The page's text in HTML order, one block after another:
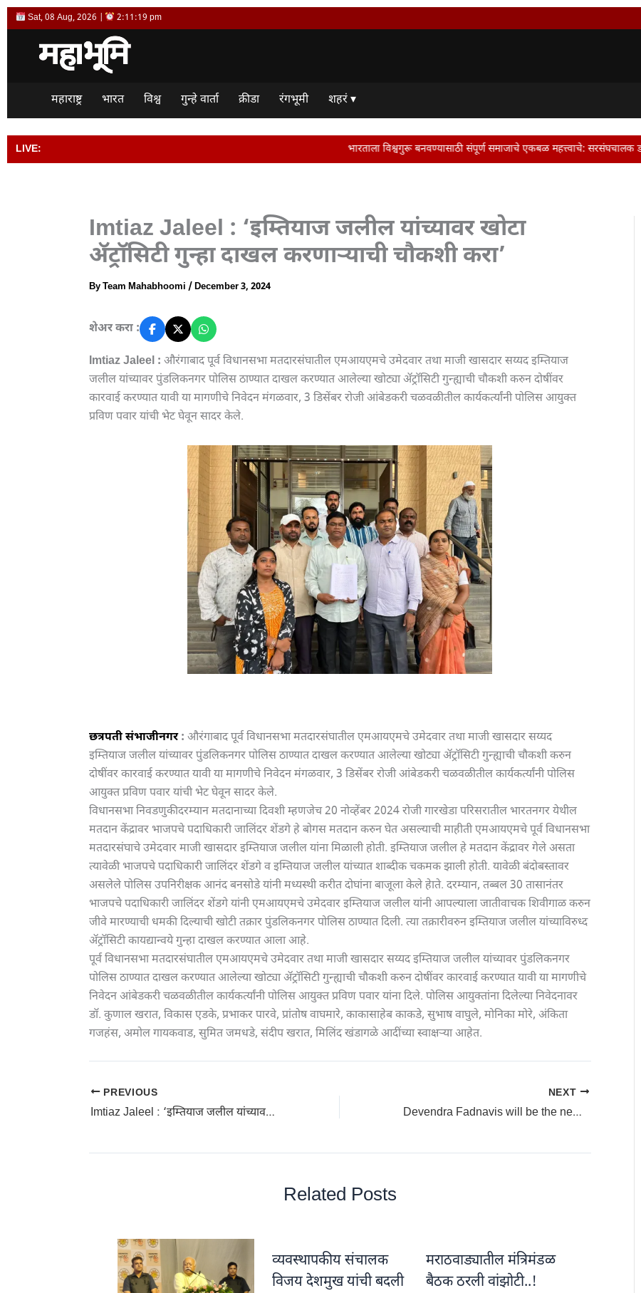
Skip
to
Sat, 08 Aug, 2026 | 2:11:20 pm
महाराष्ट्र भारत विश्व गुन्हे वार्ता क्रीडा रंगभूमी शहरं ▾
LIVE: भारताला विश्वगुरू बनवण्यासाठी संपूर्ण समाजाचे एकबळ महत्त्वाचे: सरसंघचालक डॉ. मोहन भागवत |
Imtiaz Jaleel : ‘इम्तियाज जलील यांच्यावर खोटा
ॲट्रॉसिटी गुन्हा दाखल करणाऱ्याची चौकशी करा’
ByTeam Mahabhoomi /December 3, 2024
शेअर करा :
Imtiaz Jaleel : औरंगाबाद पूर्व विधानसभा मतदारसंघातील एमआयएमचे उमेदवार तथा माजी खासदार सय्यद इम्तियाज
जलील यांच्यावर पुंडलिकनगर पोलिस ठाण्यात दाखल करण्यात आलेल्या खोट्या ॲट्रॉसिटी गुन्ह्याची चौकशी करुन दोषींवर
कारवाई करण्यात यावी या मागणीचे निवेदन मंगळवार, 3 डिसेंबर रोजी आंबेडकरी चळवळीतील कार्यकर्त्यांनी पोलिस आयुक्त
प्रविण पवार यांची भेट घेवून सादर केले.
छत्रपती संभाजीनगर: औरंगाबाद पूर्व विधानसभा मतदारसंघातील एमआयएमचे उमेदवार तथा माजी खासदार सय्यद
इम्तियाज जलील यांच्यावर पुंडलिकनगर पोलिस ठाण्यात दाखल करण्यात आलेल्या खोट्या ॲट्रॉसिटी गुन्ह्याची चौकशी करुन
दोषींवर कारवाई करण्यात यावी या मागणीचे निवेदन मंगळवार, 3 डिसेंबर रोजी आंबेडकरी चळवळीतील कार्यकर्त्यांनी पोलिस
आयुक्त प्रविण पवार यांची भेट घेवून सादर केले.
विधानसभा निवडणुकीदरम्यान मतदानाच्या दिवशी म्हणजेच 20 नोव्हेंबर 2024 रोजी गारखेडा परिसरातील भारतनगर येथील
मतदान केंद्रावर भाजपचे पदाधिकारी जालिंदर शेंडगे हे बोगस मतदान करुन घेत असल्याची माहीती एमआयएमचे पूर्व विधानसभा
मतदारसंघाचे उमेदवार माजी खासदार इम्तियाज जलील यांना मिळाली होती. इम्तियाज जलील हे मतदान केंद्रावर गेले असता
त्यावेळी भाजपचे पदाधिकारी जालिंदर शेंडगे व इम्तियाज जलील यांच्यात शाब्दीक चकमक झाली होती. यावेळी बंदोबस्तावर
असलेले पोलिस उपनिरीक्षक आनंद बनसोडे यांनी मध्यस्थी करीत दोघांना बाजूला केले हेाते. दरम्यान, तब्बल 30 तासानंतर
भाजपचे पदाधिकारी जालिंदर शेंडगे यांनी एमआयएमचे उमेदवार इम्तियाज जलील यांनी आपल्याला जातीवाचक शिवीगाळ करुन
जीवे मारण्याची धमकी दिल्याची खोटी तक्रार पुंडलिकनगर पोलिस ठाण्यात दिली. त्या तक्रारीवरुन इम्तियाज जलील यांच्याविरुध्द
ॲट्रॉसिटी कायद्यान्वये गुन्हा दाखल करण्यात आला आहे.
पूर्व विधानसभा मतदारसंघातील एमआयएमचे उमेदवार तथा माजी खासदार सय्यद इम्तियाज जलील यांच्यावर पुंडलिकनगर
पोलिस ठाण्यात दाखल करण्यात आलेल्या खोट्या ॲट्रॉसिटी गुन्ह्याची चौकशी करुन दोषींवर कारवाई करण्यात यावी या मागणीचे
निवेदन आंबेडकरी चळवळीतील कार्यकर्त्यांनी पोलिस आयुक्त प्रविण पवार यांना दिले. पोलिस आयुक्तांना दिलेल्या निवेदनावर
डॉ. कुणाल खरात, विकास एडके, प्रभाकर पारवे, प्रांतोष वाघमारे, काकासाहेब काकडे, सुभाष वाघुले, मोनिका मोरे, अंकिता
गजहंस, अमोल गायकवाड, सुमित जमधडे, संदीप खरात, मिलिंद खंडागळे आदींच्या स्वाक्षऱ्या आहेत.
PREVIOUS
Imtiaz Jaleel : ‘इम्तियाज जलील यांच्यावर खोटा ॲट्रॉसिटी गुन्हा दाखल करणाऱ्याची चौकशी करा’
NEXT
Devendra Fadnavis will be the new Chief Minister : देवेंद्र फडणवीस होणार नवे मुख्यमंत्री; भाजप विधिमंडळ पक्षाच्या नेतेपदी निवड
Related Posts
व्यवस्थापकीय संचालक
विजय देशमुख यांची बदली
मराठवाड्यातील मंत्रिमंडळ
बैठक ठरली वांझोटी..!